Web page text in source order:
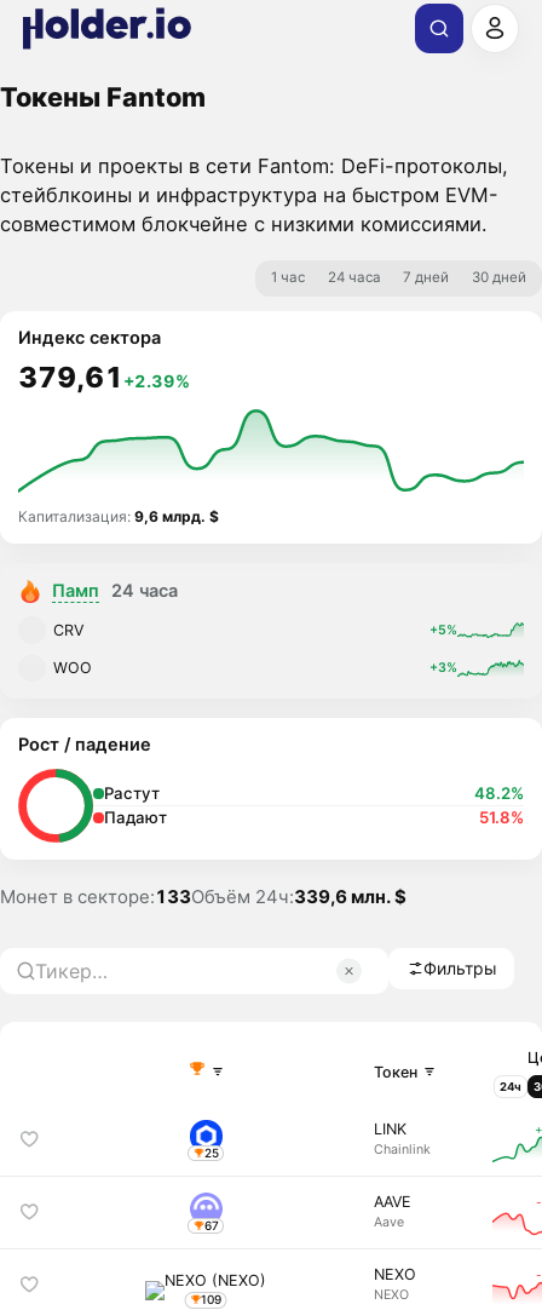
Токены Fantom
Токены и проекты в сети Fantom: DeFi-протоколы,
стейблкоины и инфраструктура на быстром EVM-
совместимом блокчейне с низкими комиссиями.
1 час 24 часа 7 дней 30 дней
Индекс сектора
379,61 +2.39%
Капитализация:9,6 млрд. $
Памп 24 часа
CRV +5%
WOO +3%
Рост / падение
Растут
48.2%
Падают
51.8%
Монет в секторе:133Объём 24ч:339,6 млн. $
Фильтры
Токен
24ч
25
LINK
Chainlink
67
AAVE
Aave
109
NEXO
NEXO